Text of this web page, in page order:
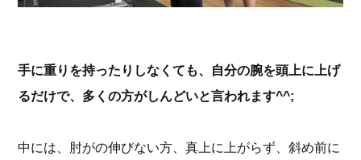
手に重りを持ったりしなくても、自分の腕を頭上に上げ
るだけで、多くの方がしんどいと言われます^^;
中には、肘がの伸びない方、真上に上がらず、斜め前に